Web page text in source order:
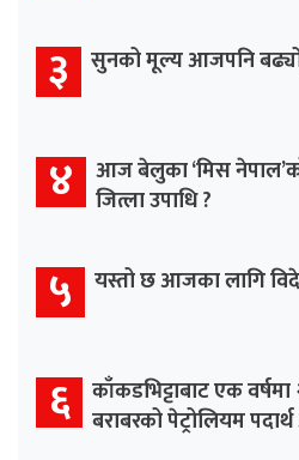
३ सुनको मूल्य आजपनि
४ आज बेलुका ‘मिस
जित्ला उपाधि ?
५ यस्तो छ आजका लागि
६ काँकडभिट्टाबाट एक
बराबरको पेट्रोलियम